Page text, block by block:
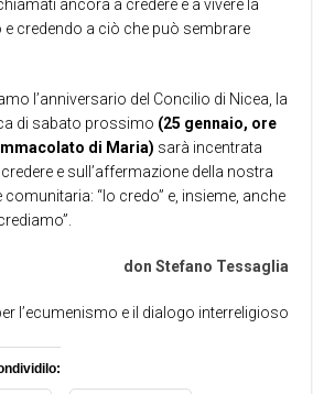
ancora a credere e a vivere la
e credendo a ciò che può sembrare
l’anniversario del Concilio di Nicea, la
di sabato prossimo (25 gennaio, ore
di Maria) sarà incentrata
e sull’affermazione della nostra
“Io credo” e, insieme, anche
don Stefano Tessaglia
l’ecumenismo e il dialogo interreligioso